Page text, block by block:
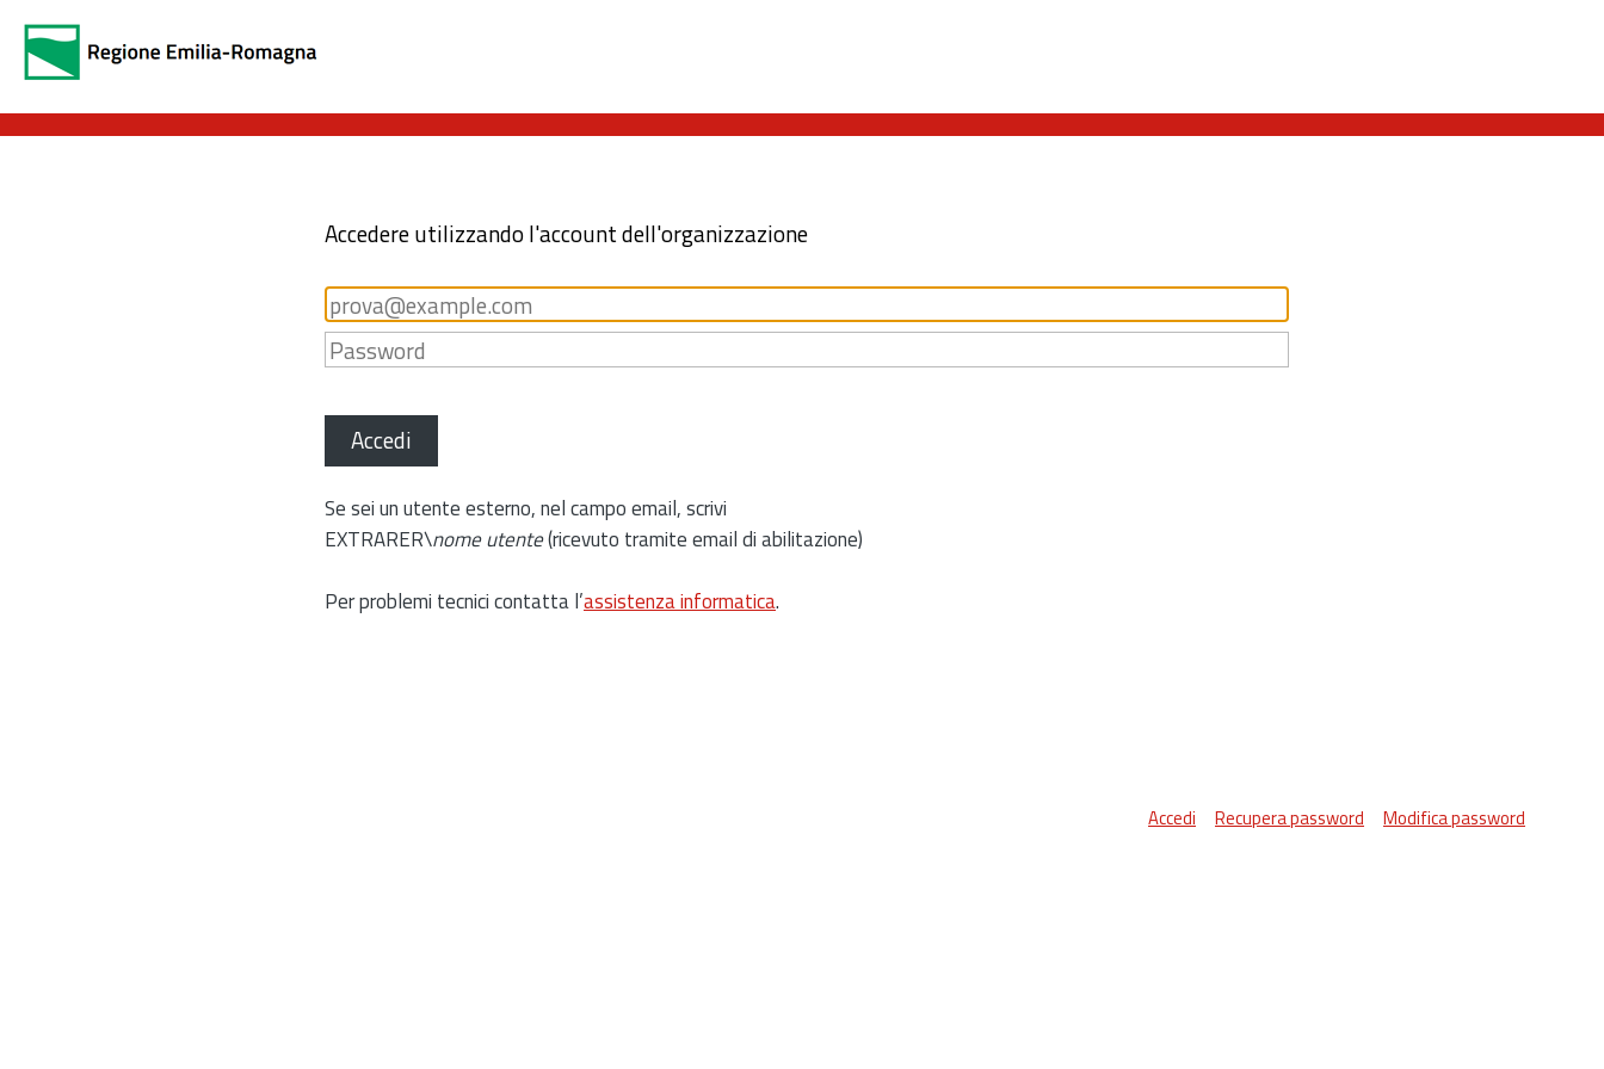
Accedere utilizzando l'account dell'organizzazione
Accedi
Se sei un utente esterno, nel campo email, scrivi
EXTRARER\nome utente(ricevuto tramite email di abilitazione)
Per problemi tecnici contatta l’assistenza informatica.
Accedi Recupera password Modifica password